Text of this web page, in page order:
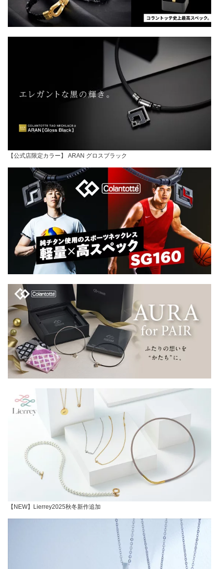
【公式店限定カラー】 ARAN グロスブラック
【NEW】Lierrey2025秋冬新作追加